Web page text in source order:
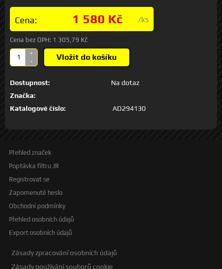
Cena: 1 580 Kč /ks
Cena bez DPH: 1 305,79 Kč
+
-
Vložit do košíku
Dostupnost:
Na dotaz
Značka:
Katalogové číslo:
AD294130
Přehled značek
Poptávka filtru JR
Registrovat se
Zapomenuté heslo
Obchodní podmínky
Přehled osobních údajů
Export osobních údajů
Zásady zpracování osobních údajů
Zásady používání souborů cookie